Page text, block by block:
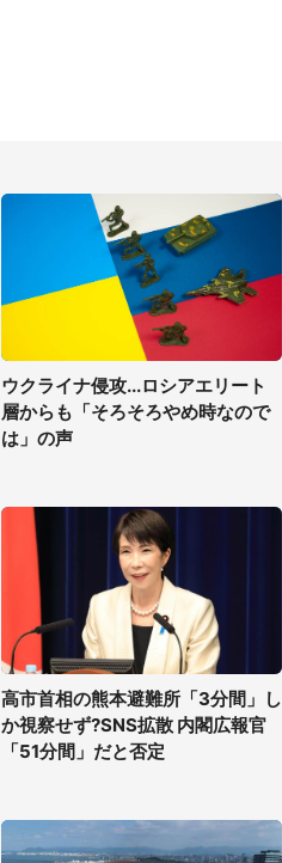
ウクライナ侵攻...ロシアエリート
層からも「そろそろやめ時なので
は」の声
高市首相の熊本避難所「3分間」し
か視察せず?SNS拡散 内閣広報官
「51分間」だと否定